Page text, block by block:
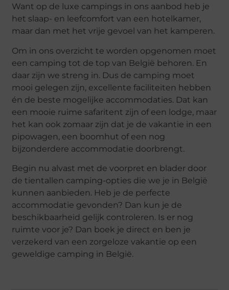
Want op de luxe campings in ons aanbod heb je
het slaap- en leefcomfort van een hotelkamer,
maar dan met het vrije gevoel van het kamperen.
Om in ons overzicht te worden opgenomen moet
een camping tot de top van België behoren. En
daar zijn we streng in. Dus de camping moet
mooi gelegen zijn, excellente faciliteiten hebben
én de beste mogelijke accommodaties. Dat kan
een mooie ruime safaritent zijn of een lodge, maar
het kan ook zomaar zijn dat je de vakantie in een
pipowagen, een boomhut of een nog
bijzonderdere accommodatie doorbrengt.
Begin nu alvast met de voorpret en blader door
de tientallen camping-opties die we je in België
kunnen aanbieden. Heb je de perfecte
accommodatie gevonden? Dan kun je de
beschikbaarheid gelijk controleren. Is er nog
ruimte voor je? Dan boek je direct en ben je
verzekerd van een zorgeloze vakantie op een
geweldige camping in België.